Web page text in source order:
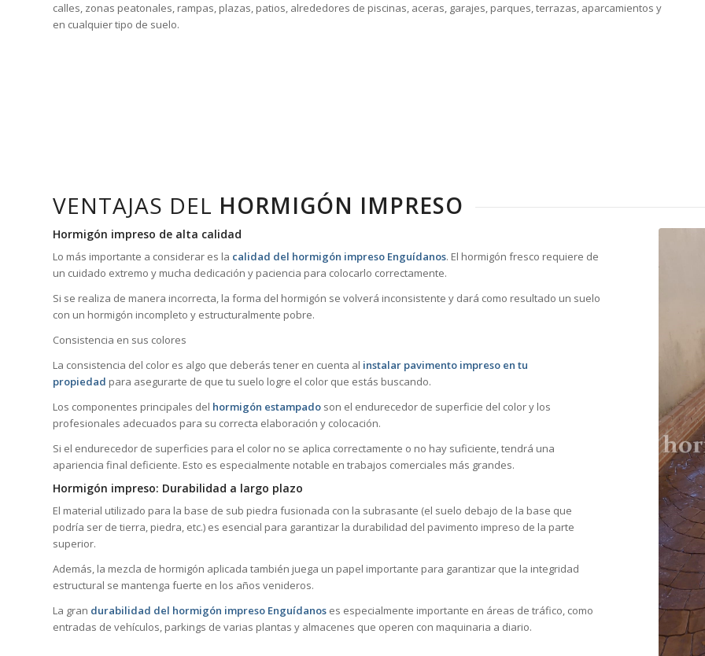
calles, zonas peatonales, rampas, plazas, patios, alrededores de piscinas, aceras, garajes, parques, terrazas, aparcamientos y
en cualquier tipo de suelo.
VENTAJAS DEL HORMIGÓN IMPRESO
Hormigón impreso de alta calidad
Lo más importante a considerar es la calidad del hormigón impreso Enguídanos. El hormigón fresco requiere de
un cuidado extremo y mucha dedicación y paciencia para colocarlo correctamente.
Si se realiza de manera incorrecta, la forma del hormigón se volverá inconsistente y dará como resultado un suelo
con un hormigón incompleto y estructuralmente pobre.
Consistencia en sus colores
La consistencia del color es algo que deberás tener en cuenta al instalar pavimento impreso en tu
propiedad para asegurarte de que tu suelo logre el color que estás buscando.
Los componentes principales del hormigón estampado son el endurecedor de superficie del color y los
profesionales adecuados para su correcta elaboración y colocación.
Si el endurecedor de superficies para el color no se aplica correctamente o no hay suficiente, tendrá una
apariencia final deficiente. Esto es especialmente notable en trabajos comerciales más grandes.
Hormigón impreso: Durabilidad a largo plazo
El material utilizado para la base de sub piedra fusionada con la subrasante (el suelo debajo de la base que
podría ser de tierra, piedra, etc.) es esencial para garantizar la durabilidad del pavimento impreso de la parte
superior.
Además, la mezcla de hormigón aplicada también juega un papel importante para garantizar que la integridad
estructural se mantenga fuerte en los años venideros.
La gran durabilidad del hormigón impreso Enguídanos es especialmente importante en áreas de tráfico, como
entradas de vehículos, parkings de varias plantas y almacenes que operen con maquinaria a diario.